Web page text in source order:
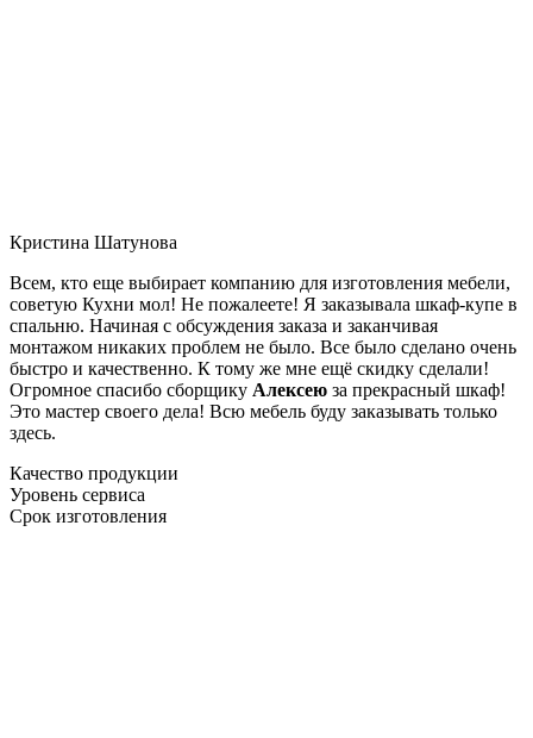
Кристина Шатунова
Всем, кто еще выбирает компанию для изготовления мебели,
советую Кухни мол! Не пожалеете! Я заказывала шкаф-купе в
спальню. Начиная с обсуждения заказа и заканчивая
монтажом никаких проблем не было. Все было сделано очень
быстро и качественно. К тому же мне ещё скидку сделали!
Огромное спасибо сборщику Алексею за прекрасный шкаф!
Это мастер своего дела! Всю мебель буду заказывать только
здесь.
Качество продукции
Уровень сервиса
Срок изготовления